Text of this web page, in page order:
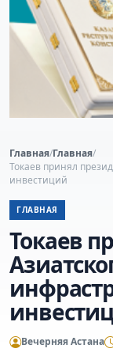
Главная/Главная/
Токаев принял
инвестиций
ГЛАВНАЯ
Токаев
Вечерняя Астана